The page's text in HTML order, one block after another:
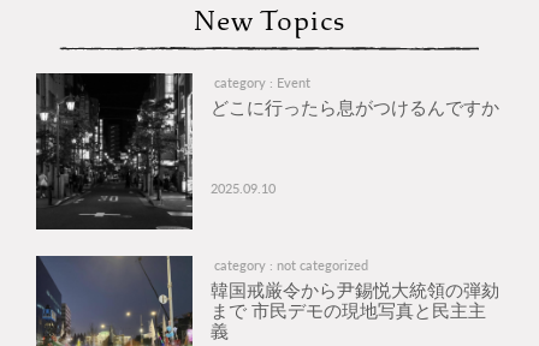
New Topics
category : Event
どこに行ったら息がつけるんですか
2025.09.10
category : not categorized
韓国戒厳令から尹錫悦大統領の弾劾
まで 市民デモの現地写真と民主主
義